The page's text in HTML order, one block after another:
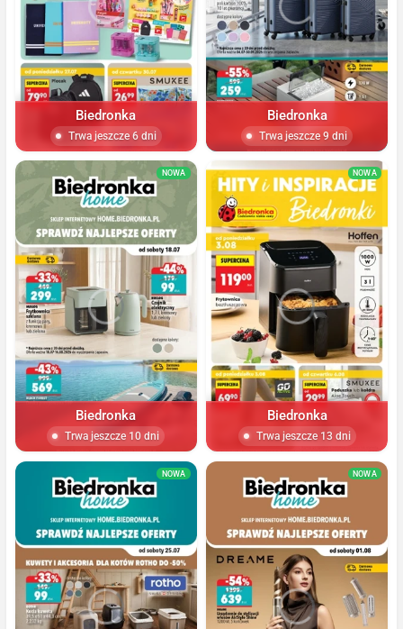
Biedronka
Trwa jeszcze 6 dni
Biedronka
Trwa jeszcze 9 dni
NOWA
Biedronka
Trwa jeszcze 10 dni
NOWA
Biedronka
Trwa jeszcze 13 dni
NOWA NOWA